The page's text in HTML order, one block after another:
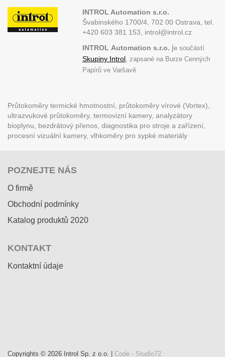
INTROL Automation s.r.o.
Švabinského 1700/4, 702 00 Ostrava,tel.
+420 603 381 153, introl@introl.cz
INTROL Automation s.r.o. je součástí
Skupiny Introl, zapsané na Burze Cenných
Papírů ve Varšavě
Průtokoměry termické hmotnostní, průtokoměry vírové (Vortex),
ultrazvukové průtokoměry, termovizní kamery, analyzátory
bioplynu, bezdrátový přenos, diagnostika pro stroje a zařízení,
procesní vizuální kamery, vlhkoměry pro sypké materiály
POZNEJTE NÁS
O firmě
Obchodní podmínky
Katalog produktů 2020
KONTAKT
Kontaktní údaje
Copyrights © 2026 Introl Sp. z o.o. | Code - Studio72